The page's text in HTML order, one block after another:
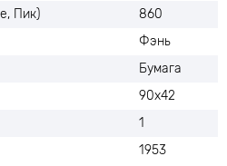
Пик)
860
Фэнь
Бумага
90х42
1
1953